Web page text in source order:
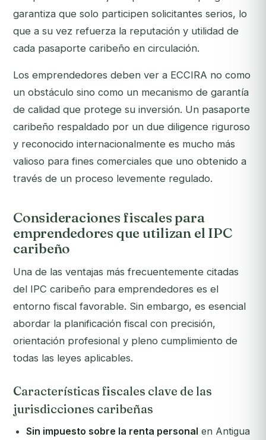
garantiza que solo participen solicitantes serios, lo
que a su vez refuerza la reputación y utilidad de
cada pasaporte caribeño en circulación.
Los emprendedores deben ver a ECCIRA no como
un obstáculo sino como un mecanismo de garantía
de calidad que protege su inversión. Un pasaporte
caribeño respaldado por un due diligence riguroso
y reconocido internacionalmente es mucho más
valioso para fines comerciales que uno obtenido a
través de un proceso levemente regulado.
Consideraciones fiscales para
emprendedores que utilizan el IPC
caribeño
Una de las ventajas más frecuentemente citadas
del IPC caribeño para emprendedores es el
entorno fiscal favorable. Sin embargo, es esencial
abordar la planificación fiscal con precisión,
orientación profesional y pleno cumplimiento de
todas las leyes aplicables.
Características fiscales clave de las
jurisdicciones caribeñas
Sin impuesto sobre la renta personal en Antigua